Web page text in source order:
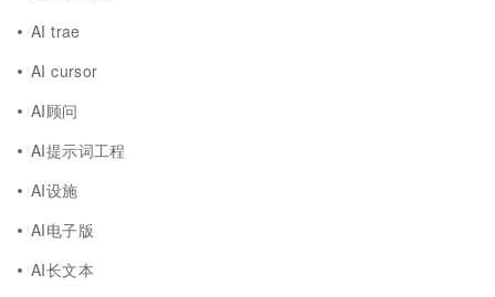
AI trae
AI cursor
AI顾问
AI提示词工程
AI设施
AI电子版
AI长文本